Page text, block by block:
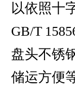
以依照十
GB/T
盘头不锈
储运方便